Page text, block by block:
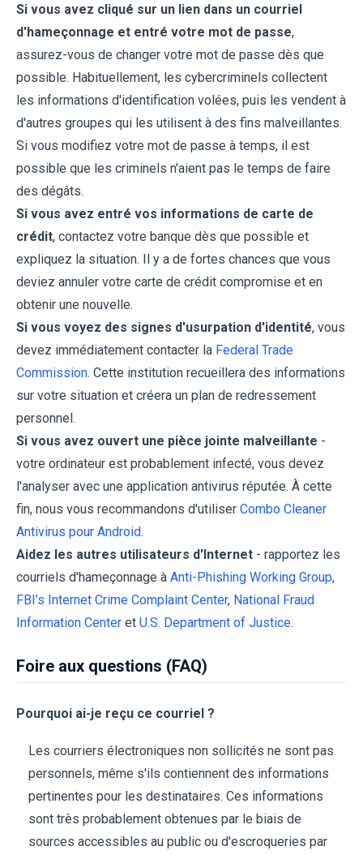
Si vous avez cliqué sur un lien dans un courriel
d'hameçonnage et entré votre mot de passe,
assurez-vous de changer votre mot de passe dès que
possible. Habituellement, les cybercriminels collectent
les informations d'identification volées, puis les vendent à
d'autres groupes qui les utilisent à des fins malveillantes.
Si vous modifiez votre mot de passe à temps, il est
possible que les criminels n'aient pas le temps de faire
des dégâts.
Si vous avez entré vos informations de carte de
crédit, contactez votre banque dès que possible et
expliquez la situation. Il y a de fortes chances que vous
deviez annuler votre carte de crédit compromise et en
obtenir une nouvelle.
Si vous voyez des signes d'usurpation d'identité, vous
devez immédiatement contacter la Federal Trade
Commission. Cette institution recueillera des informations
sur votre situation et créera un plan de redressement
personnel.
Si vous avez ouvert une pièce jointe malveillante -
votre ordinateur est probablement infecté, vous devez
l'analyser avec une application antivirus réputée. À cette
fin, nous vous recommandons d'utiliser Combo Cleaner
Antivirus pour Android.
Aidez les autres utilisateurs d'Internet - rapportez les
courriels d'hameçonnage à Anti-Phishing Working Group,
FBI’s Internet Crime Complaint Center, National Fraud
Information Center et U.S. Department of Justice.
Foire aux questions (FAQ)
Pourquoi ai-je reçu ce courriel ?
Les courriers électroniques non sollicités ne sont pas
personnels, même s'ils contiennent des informations
pertinentes pour les destinataires. Ces informations
sont très probablement obtenues par le biais de
sources accessibles au public ou d'escroqueries par